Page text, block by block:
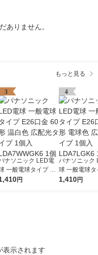
ありません。
もっと見る
3
ナソニック LED電
一般電球タイプ E2
口金 60形 温白色 広
円
4
パナソニック
球 一般電球タ
6口金 60形 電
1,410円
表示されます